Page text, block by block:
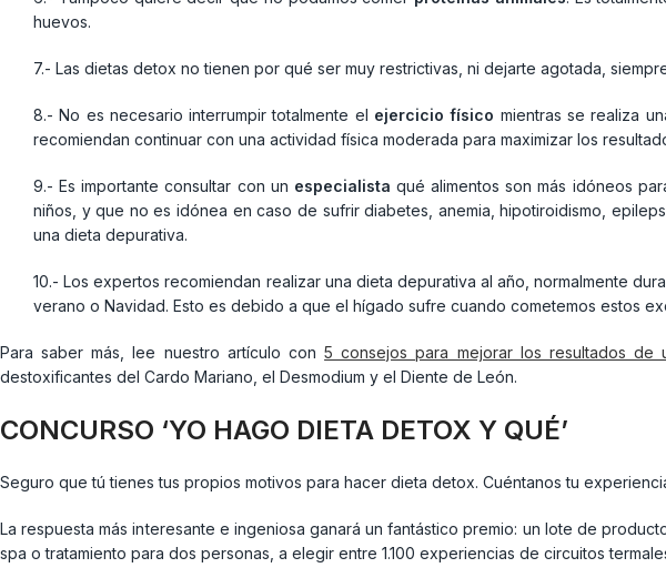
huevos.
7.- Las dietas detox no tienen por qué ser muy restrictivas, ni dejarte agotada,
8.- No es necesario interrumpir totalmente el ejercicio físico mientras se realiza
recomiendan continuar con una actividad física moderada para maximizar los
9.- Es importante consultar con un especialista qué alimentos son más idóneos
niños, y que no es idónea en caso de sufrir diabetes, anemia, hipotiroidismo,
una dieta depurativa.
10.- Los expertos recomiendan realizar una dieta depurativa al año, normalmente
verano o Navidad. Esto es debido a que el hígado sufre cuando cometemos estos
Para saber más, lee nuestro artículo con5 consejos para mejorar los resultados de
destoxificantes del Cardo Mariano, el Desmodium y el Diente de León.
CONCURSO ‘YO HAGO DIETA DETOX Y QUÉ’
Seguro que tú tienes tus propios motivos para hacer dieta detox. Cuéntanos tu
La respuesta más interesante e ingeniosa ganará un fantástico premio: un lote de
spa o tratamiento para dos personas, a elegir entre 1.100 experiencias de circuitos